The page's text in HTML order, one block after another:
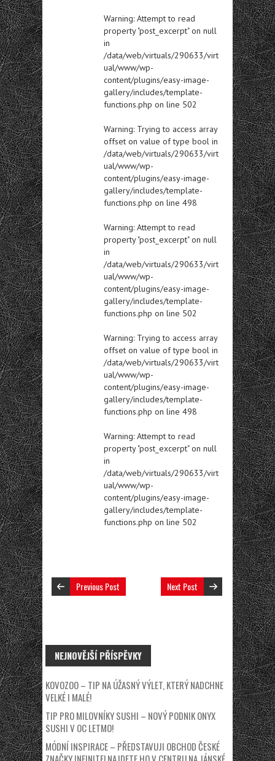
Warning: Attempt to read
property "post_excerpt" on null
in
/data/web/virtuals/290633/virt
ual/www/wp-
content/plugins/easy-image-
gallery/includes/template-
functions.php on line 502
Warning: Trying to access array
offset on value of type bool in
/data/web/virtuals/290633/virt
ual/www/wp-
content/plugins/easy-image-
gallery/includes/template-
functions.php on line 498
Warning: Attempt to read
property "post_excerpt" on null
in
/data/web/virtuals/290633/virt
ual/www/wp-
content/plugins/easy-image-
gallery/includes/template-
functions.php on line 502
Warning: Trying to access array
offset on value of type bool in
/data/web/virtuals/290633/virt
ual/www/wp-
content/plugins/easy-image-
gallery/includes/template-
functions.php on line 498
Warning: Attempt to read
property "post_excerpt" on null
in
/data/web/virtuals/290633/virt
ual/www/wp-
content/plugins/easy-image-
gallery/includes/template-
functions.php on line 502
Previous Post Next Post
NEJNOVĚJŠÍ PŘÍSPĚVKY
KOVOZOO – TIP NA ÚŽASNÝ VÝLET, KTERÝ NADCHNE
VELKÉ I MALÉ!
TIP PRO MILOVNÍKY SUSHI – NOVÝ PODNIK ONYX
SUSHI V OC LETMO!
MÓDNÍ INSPIRACE – PŘEDSTAVUJI OBCHOD ČESKÉ
ZNAČKY INFINITE! NAJDETE HO V CENTRU NA JÁNSKÉ